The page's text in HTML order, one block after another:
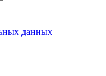
данных